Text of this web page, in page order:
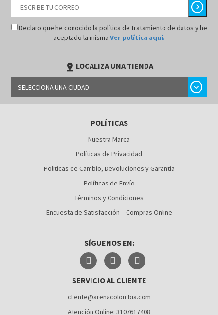
chevron_right
Declaro que he conocido la política de tratamiento de datos y he
aceptado la misma Ver política aquí.
pin_drop LOCALIZA UNA TIENDA
SELECCIONA UNA CIUDAD chevron_right
BARRANQUILLA
POLÍTICAS
Nuestra Marca
Políticas de Privacidad
Políticas de Cambio, Devoluciones y Garantia
Políticas de Envío
Términos y Condiciones
Encuesta de Satisfacción – Compras Online
SÍGUENOS EN:
SERVICIO AL CLIENTE
cliente@arenacolombia.com
Atención Online: 3107617408